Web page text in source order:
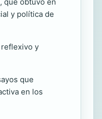
y política de
y
que
en los